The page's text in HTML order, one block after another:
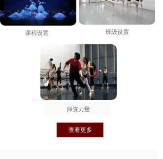
查看更多
课程设置 班级设置
师资力量